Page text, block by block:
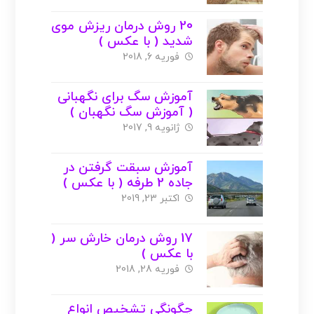
20 روش درمان ریزش موی
شدید ( با عکس )
فوریه 6, 2018
آموزش سگ برای نگهبانی
( آموزش سگ نگهبان )
ژانویه 9, 2017
آموزش سبقت گرفتن در
جاده 2 طرفه ( با عکس )
اکتبر 23, 2019
17 روش درمان خارش سر (
با عکس )
فوریه 28, 2018
چگونگی تشخیص انواع